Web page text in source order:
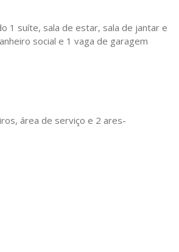
1 suíte, sala de estar, sala de jantar e
social e 1 vaga de garagem
área de serviço e 2 ares-